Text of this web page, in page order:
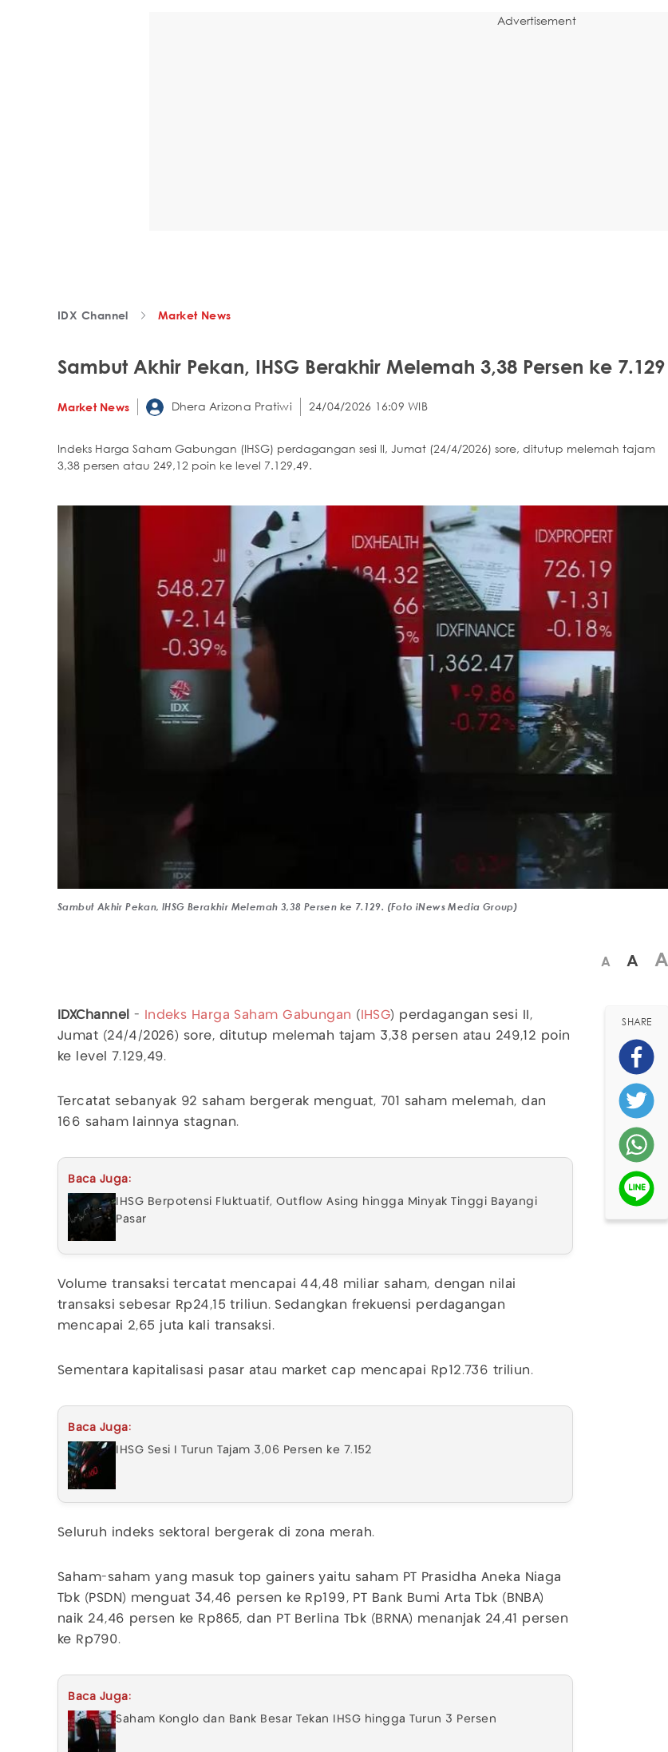
Advertisement
IDX Channel Market News
Sambut Akhir Pekan, IHSG Berakhir Melemah 3,38 Persen ke 7.129
Market News Dhera Arizona Pratiwi 24/04/2026 16:09 WIB
Indeks Harga Saham Gabungan (IHSG) perdagangan sesi II, Jumat (24/4/2026) sore, ditutup melemah tajam
3,38 persen atau 249,12 poin ke level 7.129,49.
Sambut Akhir Pekan, IHSG Berakhir Melemah 3,38 Persen ke 7.129. (Foto iNews Media Group)
A A A
IDXChannel - Indeks Harga Saham Gabungan ( IHSG) perdagangan sesi II,
Jumat (24/4/2026) sore, ditutup melemah tajam 3,38 persen atau 249,12 poin
ke level 7.129,49.
Tercatat sebanyak 92 saham bergerak menguat, 701 saham melemah, dan
166 saham lainnya stagnan.
Baca Juga:
IHSG Berpotensi Fluktuatif, Outflow Asing hingga Minyak Tinggi Bayangi
Pasar
Volume transaksi tercatat mencapai 44,48 miliar saham, dengan nilai
transaksi sebesar Rp24,15 triliun. Sedangkan frekuensi perdagangan
mencapai 2,65 juta kali transaksi.
Sementara kapitalisasi pasar atau market cap mencapai Rp12.736 triliun.
Baca Juga:
IHSG Sesi I Turun Tajam 3,06 Persen ke 7.152
Seluruh indeks sektoral bergerak di zona merah.
Saham-saham yang masuk top gainers yaitu saham PT Prasidha Aneka Niaga
Tbk (PSDN) menguat 34,46 persen ke Rp199, PT Bank Bumi Arta Tbk (BNBA)
naik 24,46 persen ke Rp865, dan PT Berlina Tbk (BRNA) menanjak 24,41 persen
ke Rp790.
Baca Juga:
Saham Konglo dan Bank Besar Tekan IHSG hingga Turun 3 Persen
SHARE